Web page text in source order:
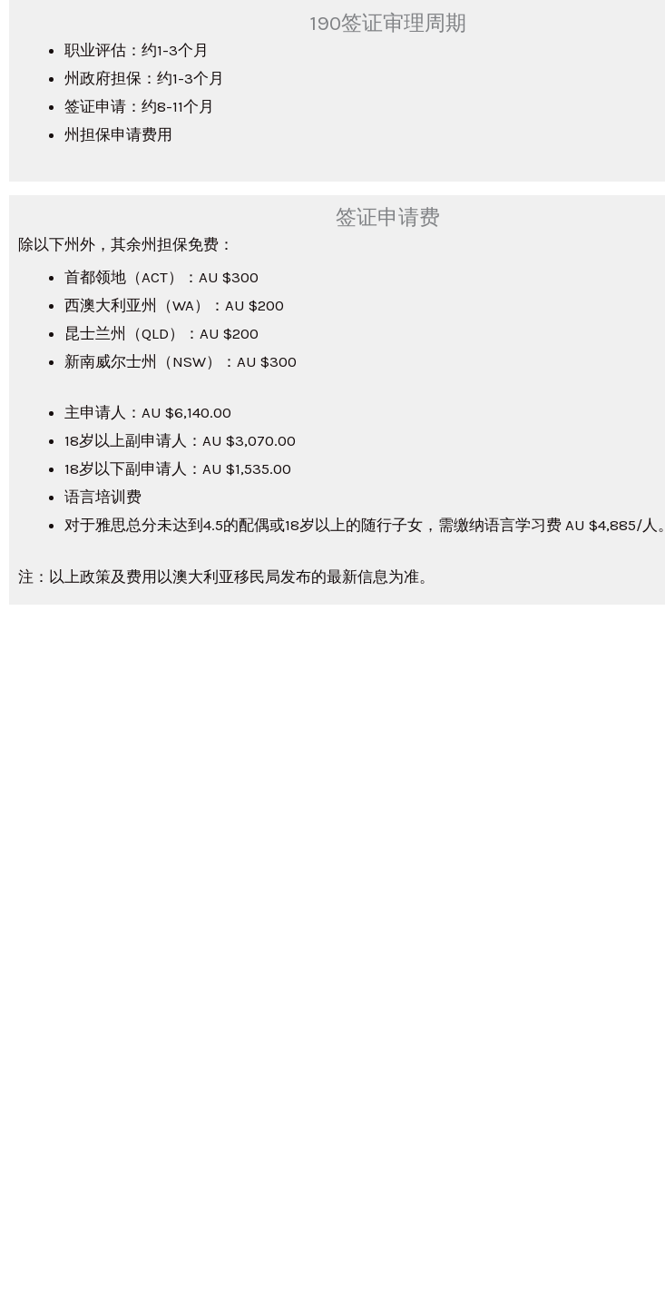
190签证审理周期
职业评估：约1-3个月
州政府担保：约1-3个月
签证申请：约8-11个月
州担保申请费用
签证申请费
除以下州外，其余州担保免费：
首都领地（ACT）：AU $300
西澳大利亚州（WA）：AU $200
昆士兰州（QLD）：AU $200
新南威尔士州（NSW）：AU $300
主申请人：AU $6,140.00
18岁以上副申请人：AU $3,070.00
18岁以下副申请人：AU $1,535.00
语言培训费
对于雅思总分未达到4.5的配偶或18岁以上的随行子女，需缴纳语言学习费 AU $4,885/人。
注：以上政策及费用以澳大利亚移民局发布的最新信息为准。